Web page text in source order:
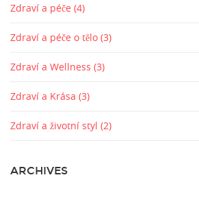
Zdraví a péče (4)
Zdraví a péče o tělo (3)
Zdraví a Wellness (3)
Zdraví a Krása (3)
Zdraví a životní styl (2)
ARCHIVES